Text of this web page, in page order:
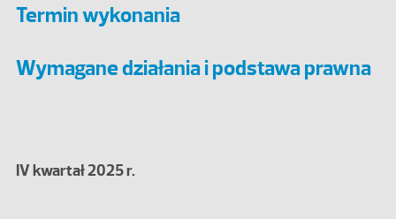
Termin wykonania
Wymagane działania i podstawa prawna
IV kwartał 2025 r.